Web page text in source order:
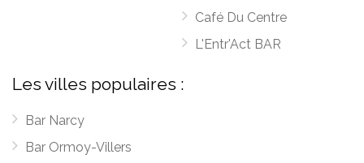
Café Du Centre
L'Entr'Act BAR
Les villes populaires :
Bar Narcy
Bar Ormoy-Villers